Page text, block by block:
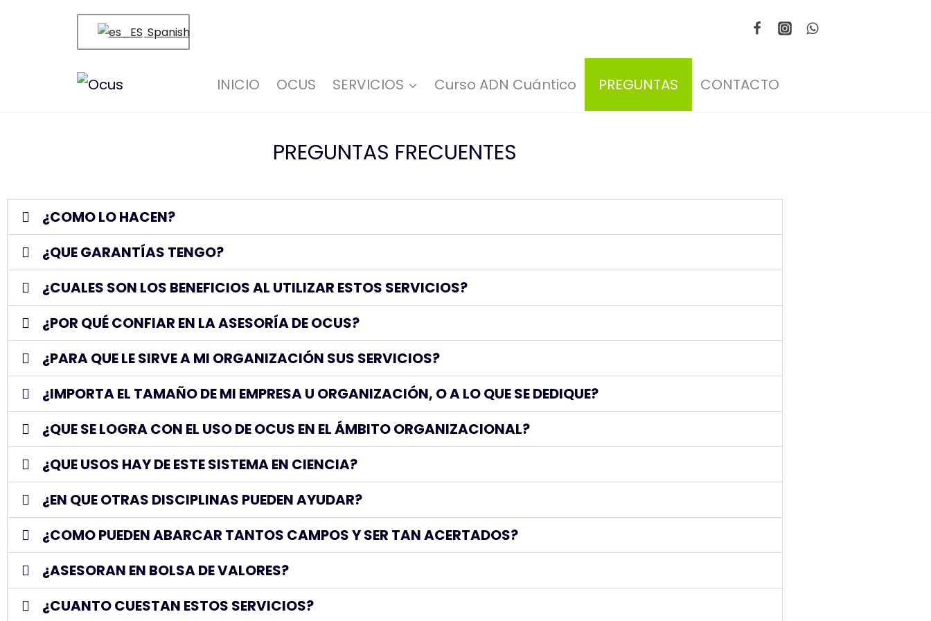
Spanish
INICIO OCUS SERVICIOS Curso ADN Cuántico PREGUNTAS CONTACTO
PREGUNTAS FRECUENTES
¿COMO LO HACEN?
¿QUE GARANTÍAS TENGO?
¿CUALES SON LOS BENEFICIOS AL UTILIZAR ESTOS SERVICIOS?
¿POR QUÉ CONFIAR EN LA ASESORÍA DE OCUS?
¿PARA QUE LE SIRVE A MI ORGANIZACIÓN SUS SERVICIOS?
¿IMPORTA EL TAMAÑO DE MI EMPRESA U ORGANIZACIÓN, O A LO QUE SE DEDIQUE?
¿QUE SE LOGRA CON EL USO DE OCUS EN EL ÁMBITO ORGANIZACIONAL?
¿QUE USOS HAY DE ESTE SISTEMA EN CIENCIA?
¿EN QUE OTRAS DISCIPLINAS PUEDEN AYUDAR?
¿COMO PUEDEN ABARCAR TANTOS CAMPOS Y SER TAN ACERTADOS?
¿ASESORAN EN BOLSA DE VALORES?
¿CUANTO CUESTAN ESTOS SERVICIOS?